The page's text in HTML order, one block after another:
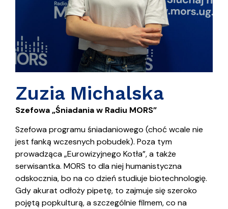
Zuzia Michalska
Szefowa „Śniadania w Radiu MORS”
Szefowa programu śniadaniowego (choć wcale nie
jest fanką wczesnych pobudek). Poza tym
prowadząca „Eurowizyjnego Kotła”, a także
serwisantka. MORS to dla niej humanistyczna
odskocznia, bo na co dzień studiuje biotechnologię.
Gdy akurat odłoży pipetę, to zajmuje się szeroko
pojętą popkulturą, a szczególnie filmem, co na